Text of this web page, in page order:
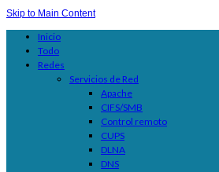
Skip to Main Content
Inicio
Todo
Redes
Servicios de Red
Apache
CIFS/SMB
Control remoto
CUPS
DLNA
DNS